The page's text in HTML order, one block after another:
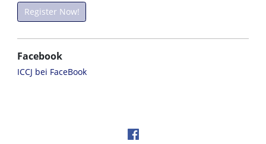
Register Now!
Facebook
ICCJ bei FaceBook